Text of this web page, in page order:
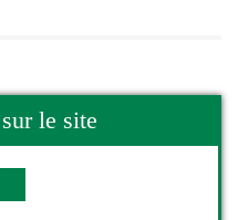
le site